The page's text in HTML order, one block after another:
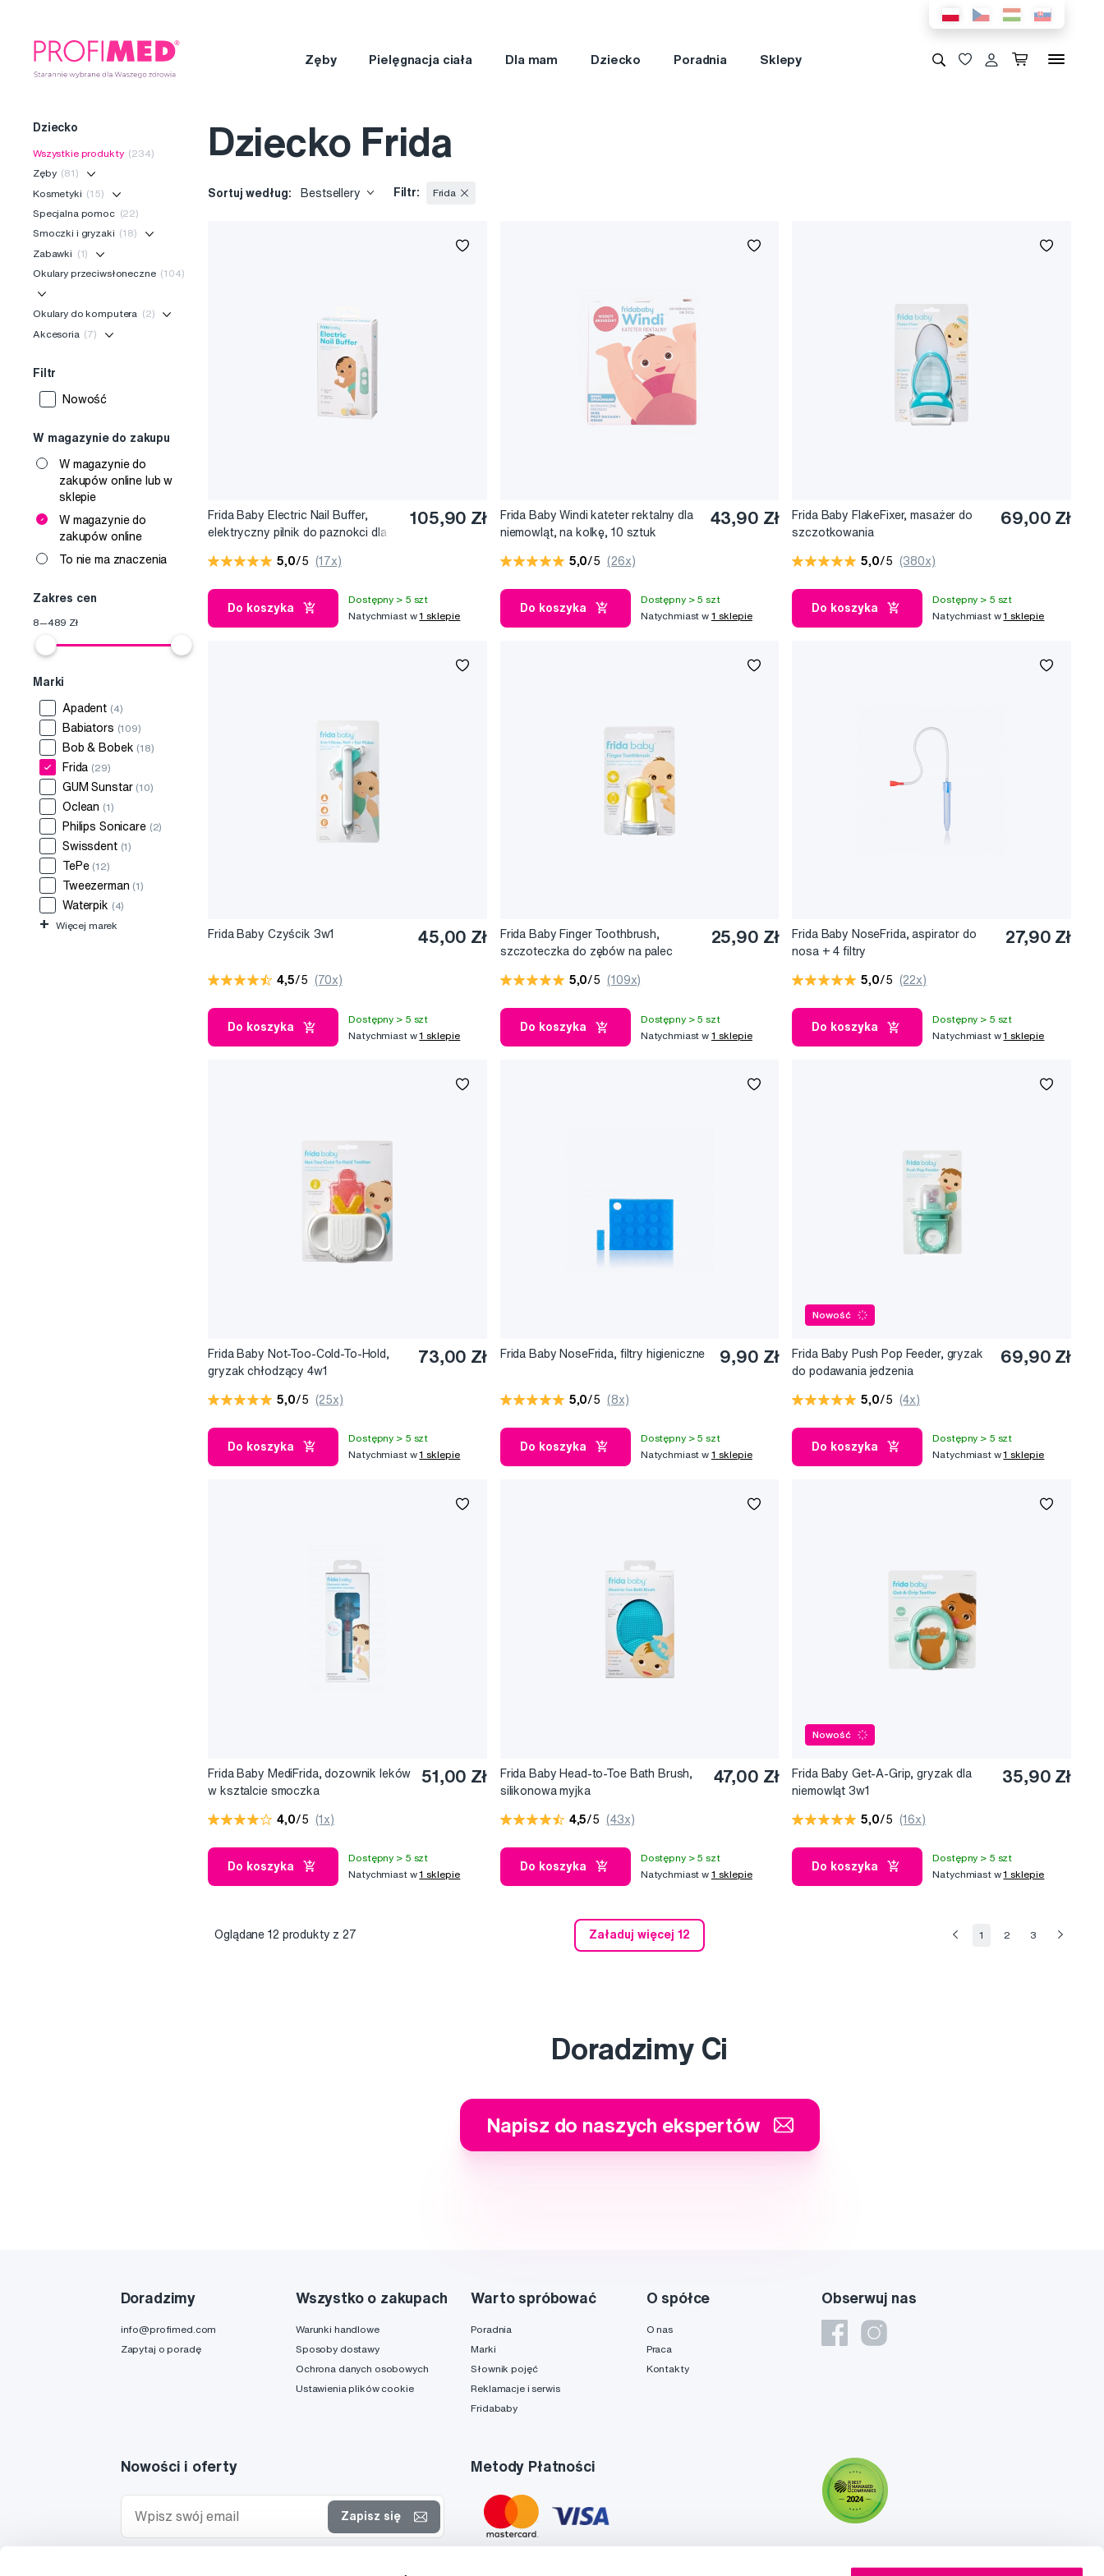
Zęby Pielęgnacja ciała Dla mam Dziecko Poradnia Sklepy
Dziecko
Wszystkie produkty (234)
Zęby (81)
Kosmetyki (15)
Specjalna pomoc (22)
Smoczki i gryzaki (18)
Zabawki (1)
Okulary przeciwsłoneczne (104)
Okulary do komputera (2)
Akcesoria (7)
Filtr
Nowość
W magazynie do zakupu
W magazynie do
zakupów online lub w
sklepie
W magazynie do
zakupów online
To nie ma znaczenia
Zakres cen
8—489 Zł
Marki
Apadent (4)
Babiators (109)
Bob & Bobek (18)
Frida (29)
GUM Sunstar (10)
Oclean (1)
Philips Sonicare (2)
Swissdent (1)
TePe (12)
Tweezerman (1)
Waterpik (4)
+ Więcej marek
Dziecko Frida
Sortuj według: Bestsellery Filtr: Frida
Frida Baby Electric Nail Buffer,
elektryczny pilnik do paznokci dla
105,90 Zł
5,0/5 (17x)
Do koszyka
Dostępny > 5 szt
Natychmiast w1 sklepie
Frida Baby Windi kateter rektalny dla
niemowląt, na kolkę, 10 sztuk
43,90 Zł
5,0/5 (26x)
Do koszyka
Dostępny > 5 szt
Natychmiast w 1 sklepie
Frida Baby FlakeFixer, masażer do
szczotkowania
69,00 Zł
5,0/5 (380x)
Do koszyka
Dostępny > 5 szt
Natychmiast w1 sklepie
Frida Baby Czyścik 3w1 45,00 Zł
4,5/5 (70x)
Do koszyka
Dostępny > 5 szt
Natychmiast w1 sklepie
Frida Baby Finger Toothbrush,
szczoteczka do zębów na palec
25,90 Zł
5,0/5 (109x)
Do koszyka
Dostępny > 5 szt
Natychmiast w 1 sklepie
Frida Baby NoseFrida, aspirator do
nosa + 4 filtry
27,90 Zł
5,0/5 (22x)
Do koszyka
Dostępny > 5 szt
Natychmiast w1 sklepie
Frida Baby Not-Too-Cold-To-Hold,
gryzak chłodzący 4w1
73,00 Zł
5,0/5 (25x)
Do koszyka
Dostępny > 5 szt
Natychmiast w1 sklepie
Frida Baby NoseFrida, filtry higieniczne 9,90 Zł
5,0/5 (8x)
Do koszyka
Dostępny > 5 szt
Natychmiast w 1 sklepie
Nowość
Frida Baby Push Pop Feeder, gryzak
do podawania jedzenia
69,90 Zł
5,0/5 (4x)
Do koszyka
Dostępny > 5 szt
Natychmiast w1 sklepie
Frida Baby MediFrida, dozownik leków
w ksztalcie smoczka
51,00 Zł
4,0/5 (1x)
Do koszyka
Dostępny > 5 szt
Natychmiast w1 sklepie
Frida Baby Head-to-Toe Bath Brush,
silikonowa myjka
47,00 Zł
4,5/5 (43x)
Do koszyka
Dostępny > 5 szt
Natychmiast w 1 sklepie
Nowość
Frida Baby Get-A-Grip, gryzak dla
niemowląt 3w1
35,90 Zł
5,0/5 (16x)
Do koszyka
Dostępny > 5 szt
Natychmiast w1 sklepie
Załaduj więcej 12 1 2 3
Oglądane12 produkty z 27
Doradzimy Ci
Napisz do naszych ekspertów
Obserwuj nas
Doradzimy
info@profimed.com
Zapytaj o poradę
Wszystko o zakupach
Warunki handlowe
Sposoby dostawy
Ochrona danych osobowych
Ustawienia plików cookie
Warto spróbować
Poradnia
Marki
Słownik pojęć
Reklamacje i serwis
Fridababy
O spółce
O nas
Praca
Kontakty
Nowości i oferty
Zapisz się
Metody Płatności